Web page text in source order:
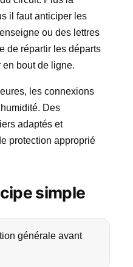
il faut anticiper les
ou des lettres
de répartir les départs
en bout de ligne.
les connexions
Des
adaptés et
protection approprié
simple
générale avant